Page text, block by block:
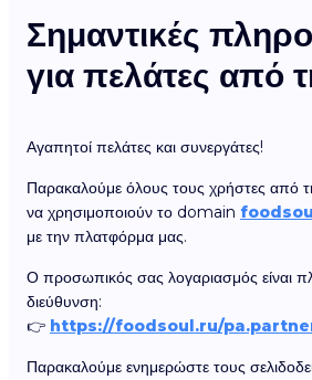
Σημαντικές
για πελάτες από
Αγαπητοί πελάτες και συνεργάτες!
Παρακαλούμε όλους τους χρήστες από
να χρησιμοποιούν το domain
με την πλατφόρμα μας.
Ο προσωπικός σας λογαριασμός είναι
διεύθυνση:
👉 https://foodsoul.ru/
Παρακαλούμε ενημερώστε τους